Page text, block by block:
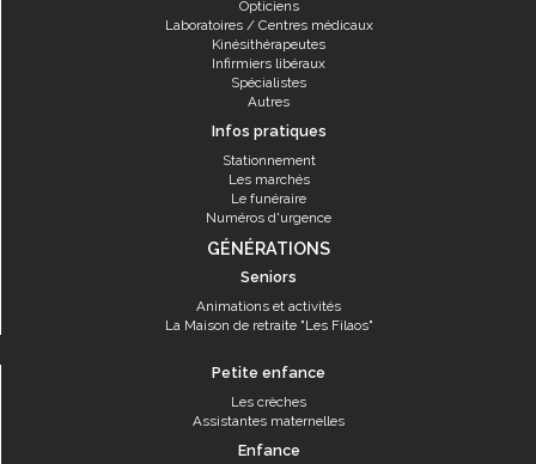
Opticiens
Laboratoires / Centres médicaux
Kinésithérapeutes
Infirmiers libéraux
Spécialistes
Autres
Infos pratiques
Stationnement
Les marchés
Le funéraire
Numéros d'urgence
GÉNÉRATIONS
Seniors
Animations et activités
La Maison de retraite "Les Filaos"
Petite enfance
Les crèches
Assistantes maternelles
Enfance